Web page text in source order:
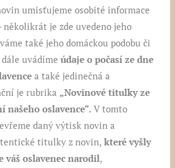
umisťujeme osobité informace
několikrát je zde uvedeno jeho
také jeho domáckou podobu či
dále uvádímeúdaje o počasí ze dne
a také jedinečná a
je rubrika „Novinové titulky ze
našeho oslavence“. V tomto
daný výtisk novin a
titulky z novin, které vyšly
váš oslavenec narodil,